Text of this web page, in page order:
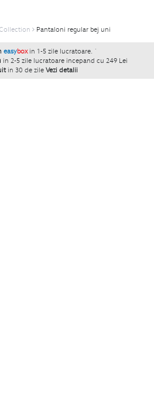
Pantaloni regular bej uni
easybox in 1-5 zile lucratoare. `
in 2-5 zile lucratoare incepand cu 249 Lei
in 30 de zile Vezi detalii